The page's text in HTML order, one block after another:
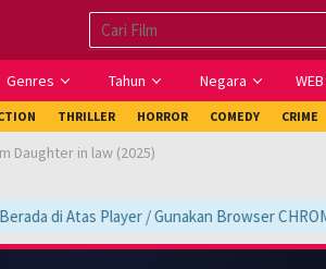
Genres Tahun Negara
THRILLER HORROR COMEDY CRIME
Daughter in law (2025)
di Atas Player / Gunakan Browser CHROME.